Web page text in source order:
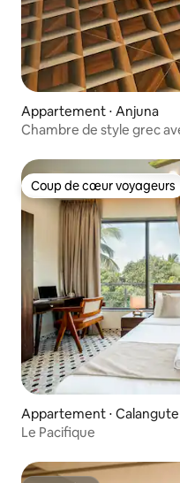
Appartement ⋅ Anjuna
Chambre de style grec
Coup de cœur voyageurs
Coup de cœur voyageurs
Appartement ⋅ Calangute
Le Pacifique